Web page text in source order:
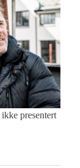
presentert